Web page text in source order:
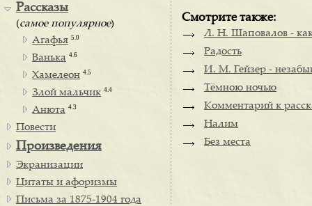
Смотрите также:
Л. Н. Шаповалов -
Радость
И. М. Гейзер -
Тёмною ночью
Комментарий к
Налим
Без места
Рассказы
(самое популярное)
Агафья 5.0
Ванька 4.6
Хамелеон 4.5
Злой мальчик 4.4
Анюта 4.3
Повести
Произведения
Экранизации
Цитаты и афоризмы
Письма за 1875-1904 года